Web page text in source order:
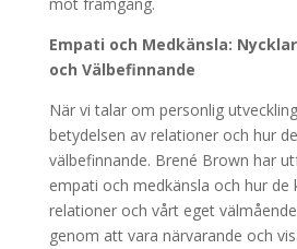
Empati och Medkänsla:
och Välbefinnande
När vi talar om personlig
betydelsen av relationer och hur
välbefinnande. Brené Brown har
empati och medkänsla och hur de
relationer och vårt eget
genom att vara närvarande och